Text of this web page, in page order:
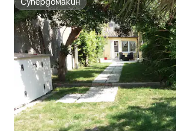
Супердомакин